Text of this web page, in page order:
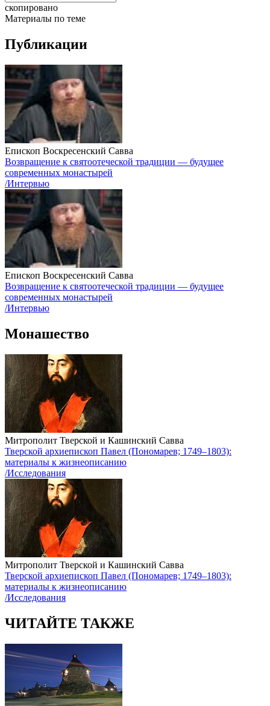
скопировано
Материалы по теме
Публикации
Епископ Воскресенский Савва
Возвращение к святоотеческой традиции — будущее
современных монастырей
/Интервью
Епископ Воскресенский Савва
Возвращение к святоотеческой традиции — будущее
современных монастырей
/Интервью
Монашество
Митрополит Тверской и Кашинский Савва
Тверской архиепископ Павел (Пономарев; 1749–1803):
материалы к жизнеописанию
/Исследования
Митрополит Тверской и Кашинский Савва
Тверской архиепископ Павел (Пономарев; 1749–1803):
материалы к жизнеописанию
/Исследования
ЧИТАЙТЕ ТАКЖЕ